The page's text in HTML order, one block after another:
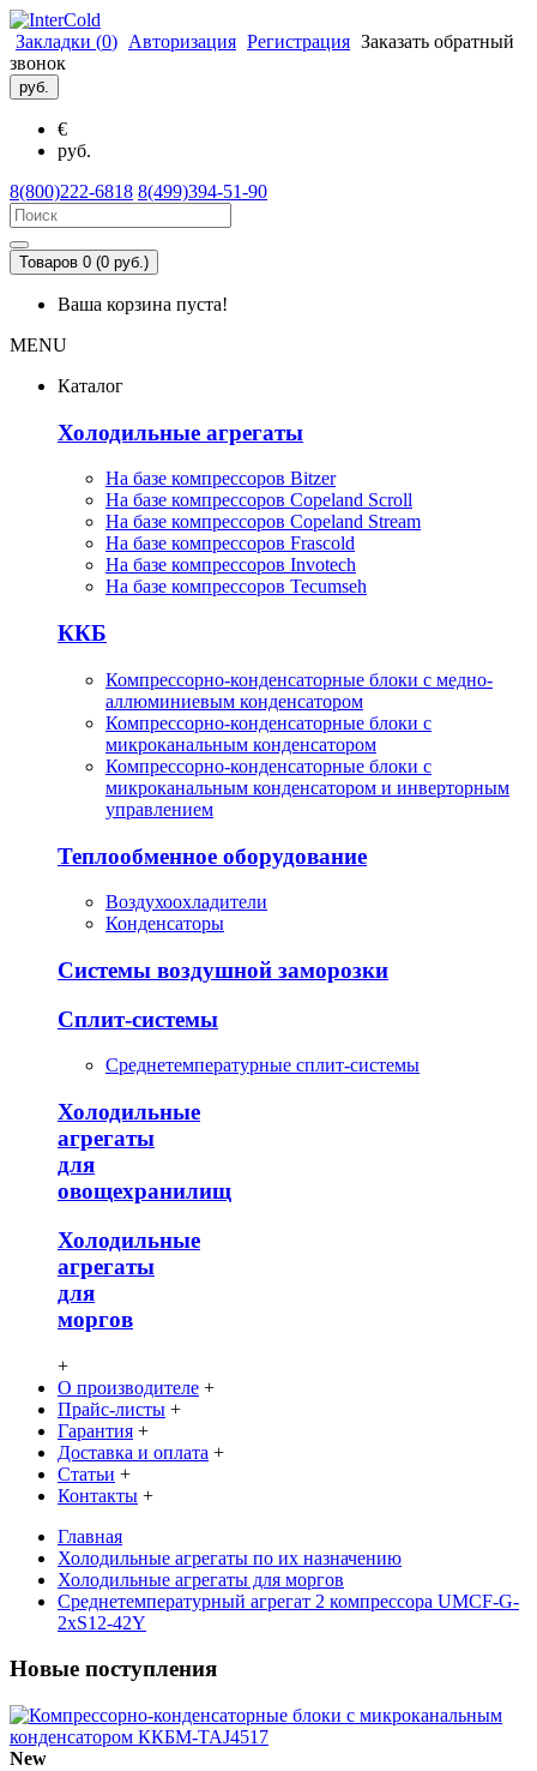
Закладки (0) Авторизация Регистрация Заказать обратный
звонок
руб.
€
руб.
8(800)222-6818 8(499)394-51-90
Товаров 0 (0 руб.)
Ваша корзина пуста!
MENU
Каталог
Холодильные агрегаты
На базе компрессоров Bitzer
На базе компрессоров Copeland Scroll
На базе компрессоров Copeland Stream
На базе компрессоров Frascold
На базе компрессоров Invotech
На базе компрессоров Tecumseh
ККБ
Компрессорно-конденсаторные блоки с медно-
аллюминиевым конденсатором
Компрессорно-конденсаторные блоки с
микроканальным конденсатором
Компрессорно-конденсаторные блоки с
микроканальным конденсатором и инверторным
управлением
Теплообменное оборудование
Воздухоохладители
Конденсаторы
Системы воздушной заморозки
Сплит-системы
Среднетемпературные сплит-системы
Холодильные
агрегаты
для
овощехранилищ
Холодильные
агрегаты
для
моргов
+
О производителе +
Прайс-листы +
Гарантия +
Доставка и оплата +
Статьи +
Контакты +
Главная
Холодильные агрегаты по их назначению
Холодильные агрегаты для моргов
Среднетемпературный агрегат 2 компрессора UMCF-G-
2xS12-42Y
Новые поступления
New